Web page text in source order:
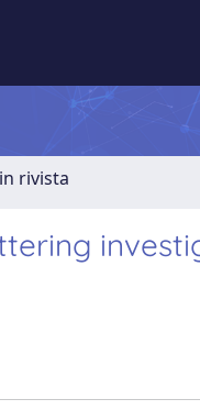
rivista